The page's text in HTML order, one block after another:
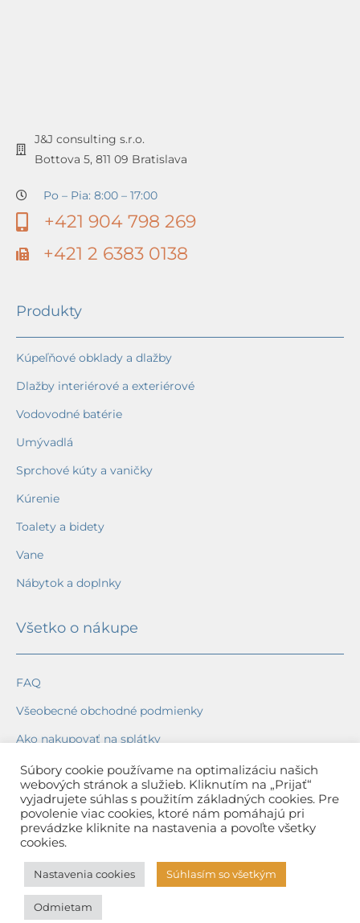
J&J consulting s.r.o.
Bottova 5, 811 09 Bratislava
Po – Pia: 8:00 – 17:00
+421 904 798 269
+421 2 6383 0138
Produkty
Kúpeľňové obklady a dlažby
Dlažby interiérové a exteriérové
Vodovodné batérie
Umývadlá
Sprchové kúty a vaničky
Kúrenie
Toalety a bidety
Vane
Nábytok a doplnky
Všetko o nákupe
FAQ
Všeobecné obchodné podmienky
Ako nakupovať na splátky
Ochrana osobných údajov
Reklamačný poriadok
Spôsob a cena dopravy
Dodacie lehoty
Spôsob platby
Záruka na tovar
Súbory cookie používame na optimalizáciu našich
webových stránok a služieb. Kliknutím na „Prijať“
vyjadrujete súhlas s použitím základných cookies. Pre
povolenie viac cookies, ktoré nám pomáhajú pri
prevádzke kliknite na nastavenia a povoľte všetky
cookies.
Nastavenia cookies Súhlasím so všetkým
Odmietam